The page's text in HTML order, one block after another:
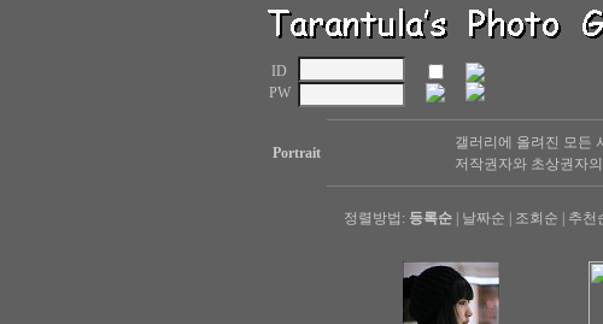
ID
PW
Portrait
갤러리에 올려진 모든
저작권자와 초상권자
정렬방법: 등록순 날짜순 조회순 추천